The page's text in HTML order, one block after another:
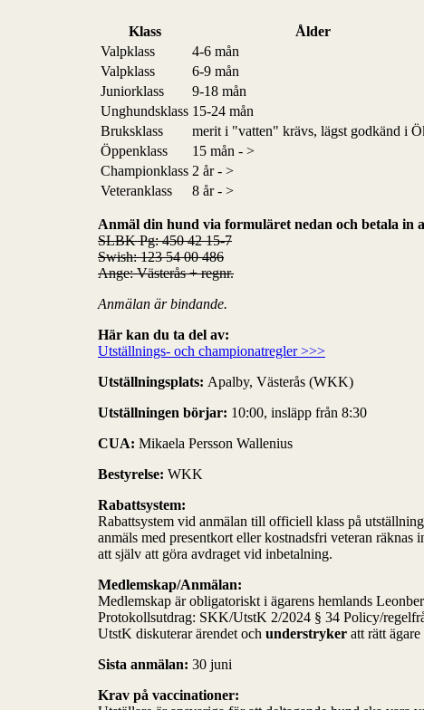
Klass Ålder
Valpklass
4-6 mån
Valpklass
6-9 mån
Juniorklass
9-18 mån
Unghundsklass 15-24 mån
Bruksklass
merit i "vatten" krävs, lägst godkänd i
Öppenklass
15 mån - >
Championklass 2 år - >
Veteranklass
8 år - >
Anmäl din hund via formuläret nedan och betala in
SLBK Pg: 450 42 15-7
Swish: 123 54 00 486
Ange: Västerås + regnr.
Anmälan är bindande.
Här kan du ta del av:
Utställnings- och championatregler >>>
Utställningsplats: Apalby, Västerås (WKK)
Utställningen börjar: 10:00, insläpp från 8:30
CUA: Mikaela Persson Wallenius
Bestyrelse: WKK
Rabattsystem:
Rabattsystem vid anmälan till officiell klass på
anmäls med presentkort eller kostnadsfri veteran räknas
att själv att göra avdraget vid inbetalning.
Medlemskap/Anmälan:
Medlemskap är obligatoriskt i ägarens hemlands
Protokollsutdrag: SKK/UtstK 2/2024 § 34 Policy/
UtstK diskuterar ärendet och understryker att rätt
Sista anmälan: 30 juni
Krav på vaccinationer: